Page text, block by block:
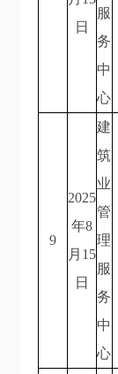
日
服
务
中
心
9
2025
年8
月15
日
建
筑
业
管
理
服
务
中
心